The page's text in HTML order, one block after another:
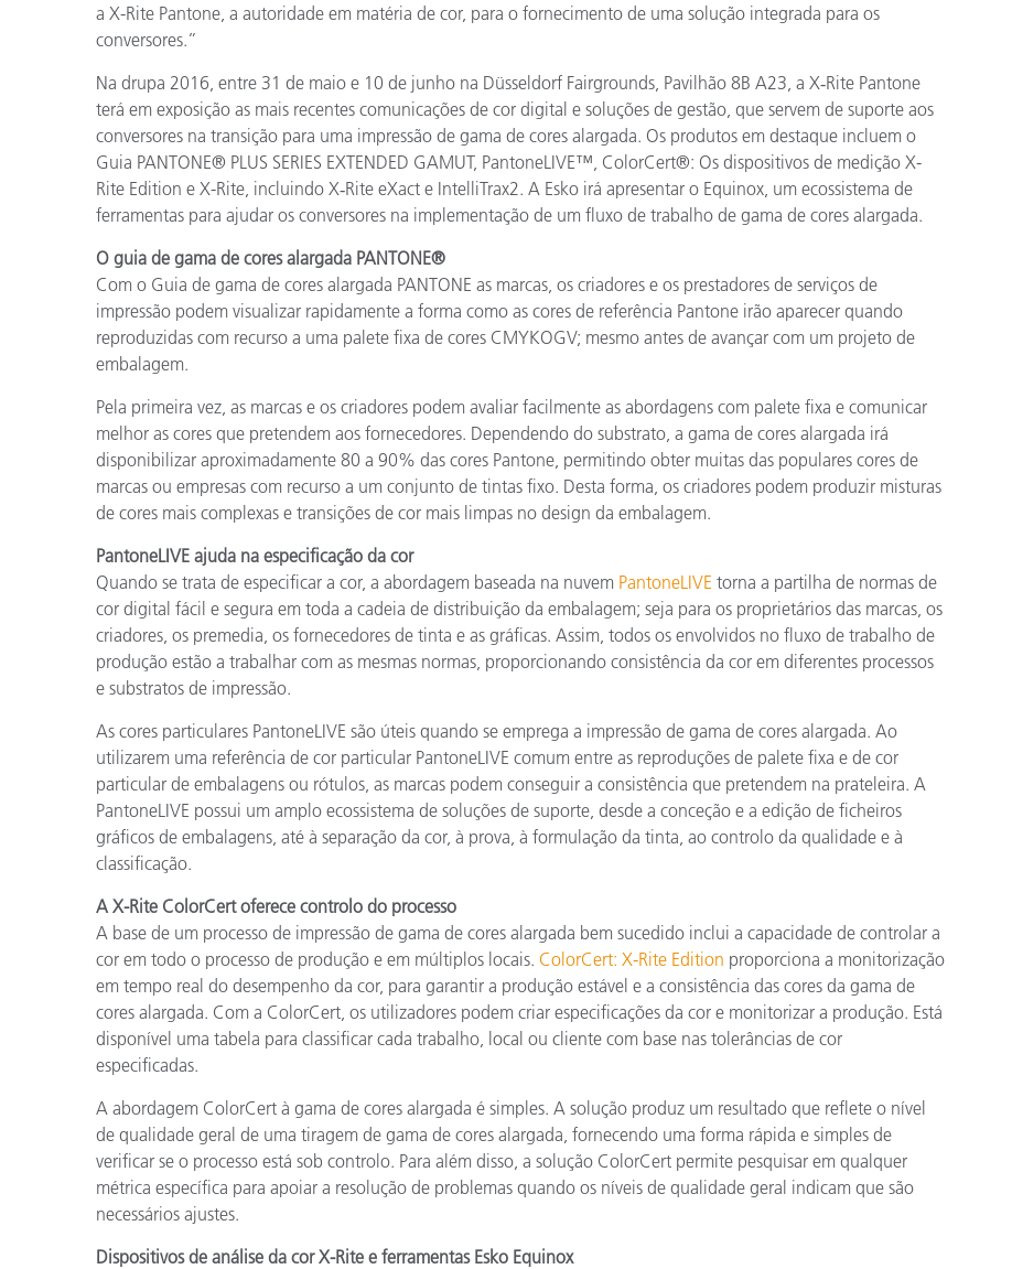
a X-Rite Pantone, a autoridade em matéria de cor, para o fornecimento de uma solução integrada para os
conversores.”
Na drupa 2016, entre 31 de maio e 10 de junho na Düsseldorf Fairgrounds, Pavilhão 8B A23, a X‑Rite Pantone
terá em exposição as mais recentes comunicações de cor digital e soluções de gestão, que servem de suporte aos
conversores na transição para uma impressão de gama de cores alargada. Os produtos em destaque incluem o
Guia PANTONE® PLUS SERIES EXTENDED GAMUT, PantoneLIVE™, ColorCert®: Os dispositivos de medição X-
Rite Edition e X-Rite, incluindo X‑Rite eXact e IntelliTrax2. A Esko irá apresentar o Equinox, um ecossistema de
ferramentas para ajudar os conversores na implementação de um fluxo de trabalho de gama de cores alargada.
O guia de gama de cores alargada PANTONE®
Com o Guia de gama de cores alargada PANTONE as marcas, os criadores e os prestadores de serviços de
impressão podem visualizar rapidamente a forma como as cores de referência Pantone irão aparecer quando
reproduzidas com recurso a uma palete fixa de cores CMYKOGV; mesmo antes de avançar com um projeto de
embalagem.
Pela primeira vez, as marcas e os criadores podem avaliar facilmente as abordagens com palete fixa e comunicar
melhor as cores que pretendem aos fornecedores. Dependendo do substrato, a gama de cores alargada irá
disponibilizar aproximadamente 80 a 90% das cores Pantone, permitindo obter muitas das populares cores de
marcas ou empresas com recurso a um conjunto de tintas fixo. Desta forma, os criadores podem produzir misturas
de cores mais complexas e transições de cor mais limpas no design da embalagem.
PantoneLIVE ajuda na especificação da cor
Quando se trata de especificar a cor, a abordagem baseada na nuvem PantoneLIVE torna a partilha de normas de
cor digital fácil e segura em toda a cadeia de distribuição da embalagem; seja para os proprietários das marcas, os
criadores, os premedia, os fornecedores de tinta e as gráficas. Assim, todos os envolvidos no fluxo de trabalho de
produção estão a trabalhar com as mesmas normas, proporcionando consistência da cor em diferentes processos
e substratos de impressão.
As cores particulares PantoneLIVE são úteis quando se emprega a impressão de gama de cores alargada. Ao
utilizarem uma referência de cor particular PantoneLIVE comum entre as reproduções de palete fixa e de cor
particular de embalagens ou rótulos, as marcas podem conseguir a consistência que pretendem na prateleira. A
PantoneLIVE possui um amplo ecossistema de soluções de suporte, desde a conceção e a edição de ficheiros
gráficos de embalagens, até à separação da cor, à prova, à formulação da tinta, ao controlo da qualidade e à
classificação.
A X-Rite ColorCert oferece controlo do processo
A base de um processo de impressão de gama de cores alargada bem sucedido inclui a capacidade de controlar a
cor em todo o processo de produção e em múltiplos locais. ColorCert: X-Rite Edition proporciona a monitorização
em tempo real do desempenho da cor, para garantir a produção estável e a consistência das cores da gama de
cores alargada. Com a ColorCert, os utilizadores podem criar especificações da cor e monitorizar a produção. Está
disponível uma tabela para classificar cada trabalho, local ou cliente com base nas tolerâncias de cor
especificadas.
A abordagem ColorCert à gama de cores alargada é simples. A solução produz um resultado que reflete o nível
de qualidade geral de uma tiragem de gama de cores alargada, fornecendo uma forma rápida e simples de
verificar se o processo está sob controlo. Para além disso, a solução ColorCert permite pesquisar em qualquer
métrica específica para apoiar a resolução de problemas quando os níveis de qualidade geral indicam que são
necessários ajustes.
Dispositivos de análise da cor X-Rite e ferramentas Esko Equinox